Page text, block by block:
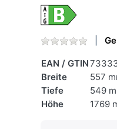
EAN / GTIN
Breite
557
Tiefe
549
Höhe
1769